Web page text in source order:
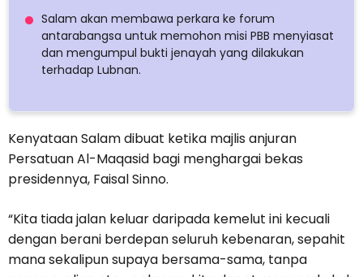
Salam akan membawa perkara ke forum
antarabangsa untuk memohon misi PBB menyiasat
dan mengumpul bukti jenayah yang dilakukan
terhadap Lubnan.
Kenyataan Salam dibuat ketika majlis anjuran
Persatuan Al-Maqasid bagi menghargai bekas
presidennya, Faisal Sinno.
“Kita tiada jalan keluar daripada kemelut ini kecuali
dengan berani berdepan seluruh kebenaran, sepahit
mana sekalipun supaya bersama-sama, tanpa